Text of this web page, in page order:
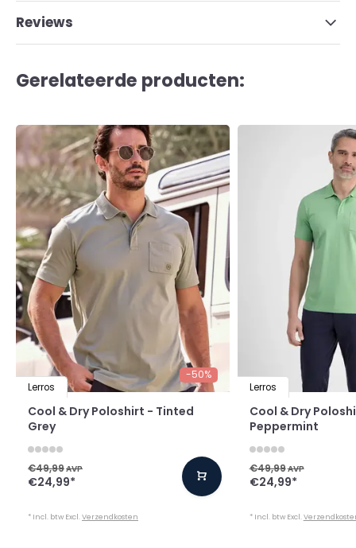
Reviews
Gerelateerde producten:
-50%
Lerros
Cool & Dry Poloshirt - Tinted
Grey
€49,99AVP
€24,99*
* Incl. btw Excl.Verzendkosten
Lerros
Cool & Dry
Peppermint
€49,99AVP
€24,99*
* Incl. btw Excl.